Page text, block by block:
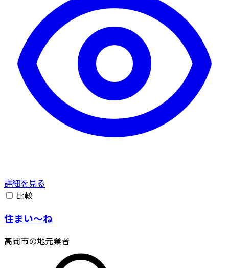
詳細を見る
比較
住まい〜ね
高岡市の地元業者